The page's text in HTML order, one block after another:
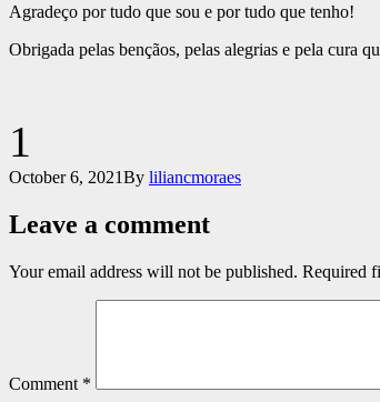
Agradeço por tudo que sou e por tudo que tenho!
Obrigada pelas bençãos, pelas alegrias e pela cura
1
Published
October 6, 2021By liliancmoraes
Leave a comment
Your email address will not be published. Required
Comment *